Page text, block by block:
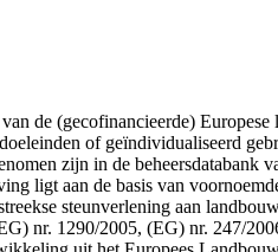
de (gecofinancieerde)
of geïndividualiseerd
zijn in de
ligt aan de basis van
steunverlening aan
nr. 1290/2005, (EG) nr. 247/